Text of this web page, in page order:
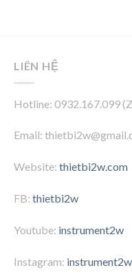
LIÊN HỆ
Hotline: 0932.167.099
Email:
Website: thietbi2w.com
FB: thietbi2w
Youtube: instrument2w
Instagram: instrument2w